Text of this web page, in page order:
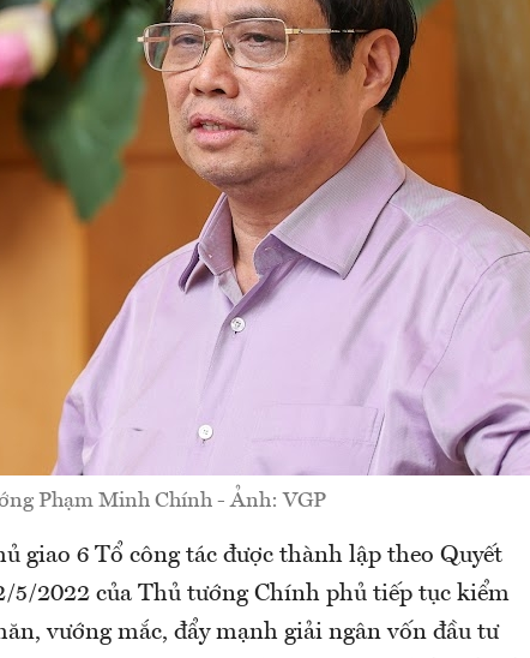
Phạm Minh Chính - Ảnh: VGP
giao 6 Tổ công tác được thành lập theo Quyết
5/2022 của Thủ tướng Chính phủ tiếp tục kiểm
vướng mắc, đẩy mạnh giải ngân vốn đầu tư